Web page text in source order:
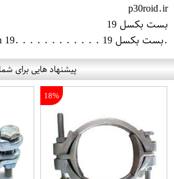
p30roid.ir
بست بکسل 19
.بست بکسل 19 . . . . . . . . . . . .Towing hitch 19
پیشنهاد هایی برای شما
18%